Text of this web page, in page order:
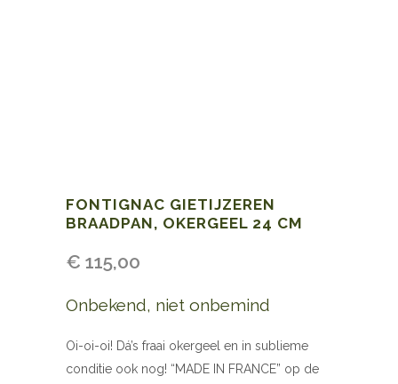
FONTIGNAC GIETIJZEREN
BRAADPAN, OKERGEEL 24 CM
€ 115,00
Onbekend, niet onbemind
Oi-oi-oi! Dá’s fraai okergeel en in sublieme
conditie ook nog! “MADE IN FRANCE” op de